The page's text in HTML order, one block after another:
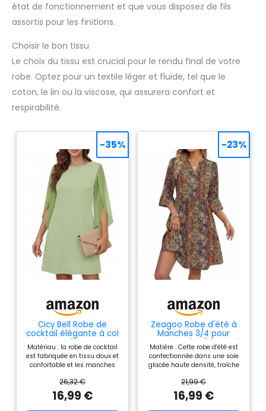
état de fonctionnement et que vous disposez de fils
assortis pour les finitions.
Choisir le bon tissu
Le choix du tissu est crucial pour le rendu final de votre
robe. Optez pour un textile léger et fluide, tel que le
coton, le lin ou la viscose, qui assurera confort et
respirabilité.
Cicy Bell Robe de
cocktail élégante à col
rond pour femme - En
maille - Manches 3/4 -
Couleur unie - Robe
décontractée - Robe
d'été, vert clair, L
Matériau : la robe de cocktail
est fabriquée en tissu doux et
confortable et les manches
haute qualité. La robe offre
une excellente respirabilité et
un confort agréable, ce qui
26,32 €
16,99 €
-35%
Zeagoo Robe d'été à
Manches 3/4 pour
Femme Robe Élégant à
col en V Floral
Matière : Cette robe d'été est
confectionnée dans une soie
glacée haute densité, fraîche
et agréable au toucher. Nous
avons spécifiquement
augmenté le poids du tissu
pour garantir un drapé
21,99 €
16,99 €
-23%